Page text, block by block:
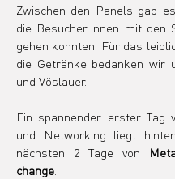
Zwischen den Panels gab
die Besucher:innen mit den
gehen konnten. Für das
die Getränke bedanken wir
und Vöslauer.
Ein spannender erster Tag
und Networking liegt
nächsten 2 Tage von
change